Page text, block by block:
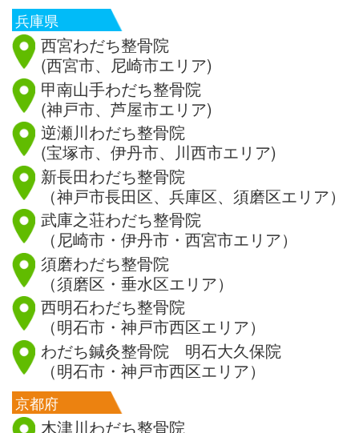
兵庫県
西宮わだち整骨院
(西宮市、尼崎市エリア)
甲南山手わだち整骨院
(神戸市、芦屋市エリア)
逆瀬川わだち整骨院
(宝塚市、伊丹市、川西市エリア)
新長田わだち整骨院
（神戸市長田区、兵庫区、須磨区エリア）
武庫之荘わだち整骨院
（尼崎市・伊丹市・西宮市エリア）
須磨わだち整骨院
（須磨区・垂水区エリア）
西明石わだち整骨院
（明石市・神戸市西区エリア）
わだち鍼灸整骨院 明石大久保院
（明石市・神戸市西区エリア）
京都府
木津川わだち整骨院